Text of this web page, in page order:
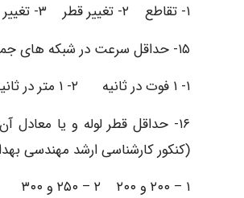
١- تقاطع ۲- تغییر قطر ۳- تغییر شیب ۴- مسیر مستقیم معمولی
۱۵- حداقل سرعت در شبکه های جمع آوری فاضلاب چقدر است؟ (کنکور کارشناسی ارشد بهداشت محیط ـ تربیت مدرس ۸۴)
۱- ۱ فوت در ثانیه ۲- ۱ متر در ثانیه ۳- ۲ فوت در ثانیه ۴- ۲ متر در ثانیه
۱۶- حداقل قطر لوله و یا
(کنکور کارشناسی ارشد مهندسی
۱ – ۲۰۰ و ۲۰۰ ۲ – ۲۵۰ و ۳۰۰ ۳- ۱۵۰ و ۲۵۰ ۴- ۱۵۰ و ۲۰۰